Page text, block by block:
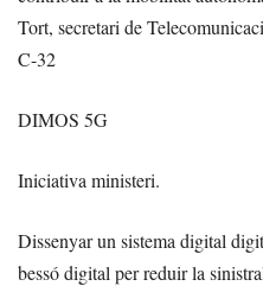
Tort, secretari de
C-32
DIMOS 5G
Iniciativa ministeri.
Dissenyar un sistema digital
bessó digital per reduir la